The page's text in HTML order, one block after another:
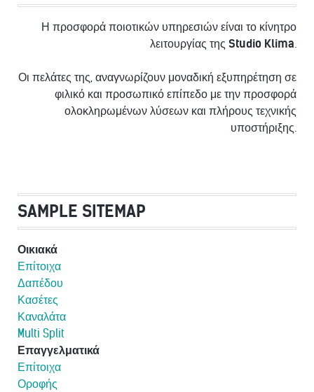
Η προσφορά ποιοτικών υπηρεσιών είναι το κίνητρο
λειτουργίας της Studio Klima
Οι πελάτες της, αναγνωρίζουν μοναδική εξυπηρέτηση σε
φιλικό και προσωπικό επίπεδο με την προσφορά
ολοκληρωμένων λύσεων και πλήρους τεχνικής
υποστήριξης.
SAMPLE SITEMAP
Οικιακά
Επίτοιχα
Δαπέδου
Κασέτες
Καναλάτα
Multi Split
Επαγγελματικά
Επίτοιχα
Οροφής